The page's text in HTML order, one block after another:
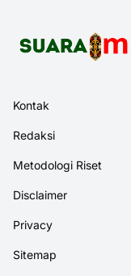
Kontak
Redaksi
Metodologi Riset
Disclaimer
Privacy
Sitemap